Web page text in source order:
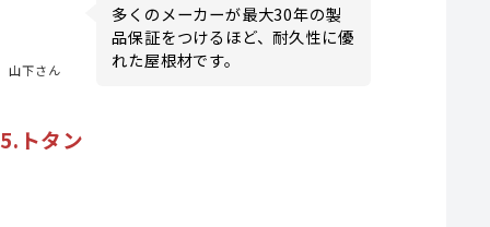
山下さん
多くのメーカーが最大30年の製
品保証をつけるほど、耐久性に優
れた屋根材です。
5.トタン